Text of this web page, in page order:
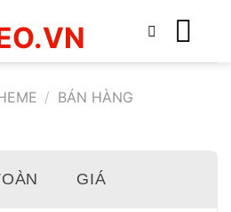
/ BÁN HÀNG
GIÁ